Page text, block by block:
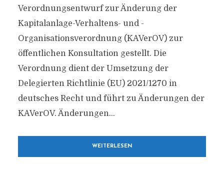
Verordnungsentwurf zur Änderung der
Kapitalanlage-Verhaltens- und -
Organisationsverordnung (KAVerOV) zur
öffentlichen Konsultation gestellt. Die
Verordnung dient der Umsetzung der
Delegierten Richtlinie (EU) 2021/1270 in
deutsches Recht und führt zu Änderungen der
KAVerOV. Änderungen...
WEITERLESEN